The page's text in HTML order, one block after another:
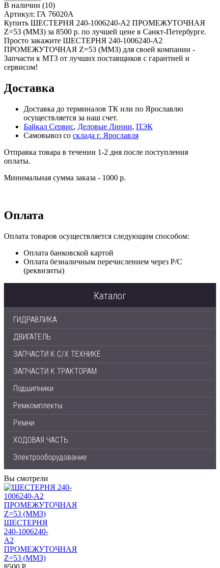
В наличии (10)
Артикул: ГА 76020А
Купить ШЕСТЕРНЯ 240-1006240-А2 ПРОМЕЖУТОЧНАЯ
Z=53 (ММЗ) за 8500 р. по лучшей цене в Санкт-Петербурге.
Просто закажите ШЕСТЕРНЯ 240-1006240-А2
ПРОМЕЖУТОЧНАЯ Z=53 (ММЗ) для своей компании -
Запчасти к МТЗ от лучших поставщиков с гарантией и
сервисом!
Доставка
Доставка до терминалов ТК или по Ярославлю
осуществляется за наш счет.
Байкал Сервис, Деловые Линии, ПЭК
Самовывоз со склада г. Ярославля
Отправка товара в течении 1-2 дня после поступления
оплаты.
Минимальная сумма заказа - 1000 р.
Оплата
Оплата товаров осуществляется следующим способом:
Оплата банковской картой
Оплата безналичным перечислением через Р/С
(реквизиты)
Каталог
ГИДРАВЛИКА
ДВИГАТЕЛЬ
ЗАПЧАСТИ К С/Х ТЕХНИКЕ
ЗАПЧАСТИ К ТРАКТОРАМ
Подшипники
Ремкомплекты
Ремни
ХОДОВАЯ ЧАСТЬ
Электрооборудование
Вы смотрели
ШЕСТЕРНЯ
240-1006240-
А2
ПРОМЕЖУТОЧНАЯ
Z=53 (ММЗ)